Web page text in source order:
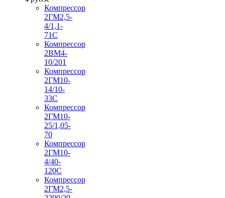
Компрессор
2ГМ2,5-
4/1,1-
71С
Компрессор
2ВМ4-
10/201
Компрессор
2ГМ10-
14/10-
33С
Компрессор
2ГМ10-
25/1,05-
70
Компрессор
2ГМ10-
4/40-
120С
Компрессор
2ГМ2,5-